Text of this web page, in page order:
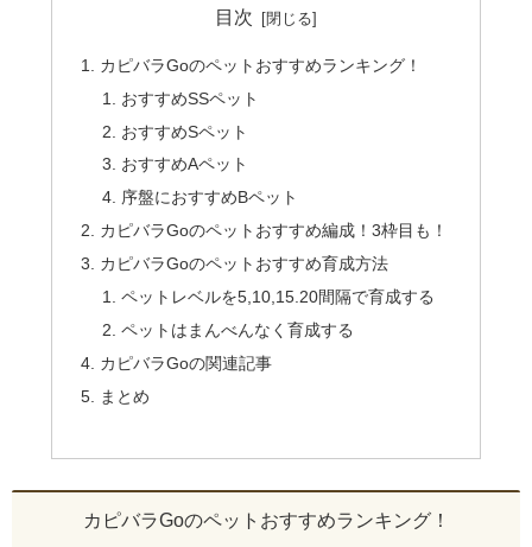
目次
カピバラGoのペットおすすめランキング！
おすすめSSペット
おすすめSペット
おすすめAペット
序盤におすすめBペット
カピバラGoのペットおすすめ編成！3枠目も！
カピバラGoのペットおすすめ育成方法
ペットレベルを5,10,15.20間隔で育成する
ペットはまんべんなく育成する
カピバラGoの関連記事
まとめ
カピバラGoのペットおすすめランキング！